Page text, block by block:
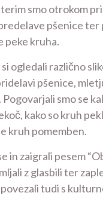
smo otrokom
pšenice ter
peke kruha.
ogledali različno
pšenice,
smo se
kako so kruh
kruh pomemben.
in zaigrali pesem
z glasbili ter
tudi s